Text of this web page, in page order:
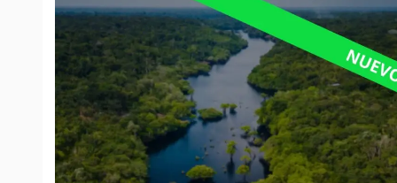
de
Especialización
Gestión
la
Biodiversidad
y
el
Cambio
Climático